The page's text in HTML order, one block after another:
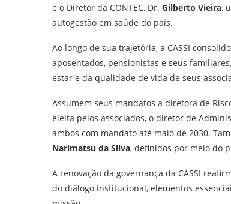
e o Diretor da CONTEC, Dr. Gilberto Vieira,
autogestão em saúde do país.
Ao longo de sua trajetória, a CASSI
aposentados, pensionistas e seus
estar e da qualidade de vida de seus
Assumem seus mandatos a diretora de
eleita pelos associados, o diretor de
ambos com mandato até maio de 2030.
Narimatsu da Silva, definidos por meio do
A renovação da governança da CASSI
do diálogo institucional, elementos